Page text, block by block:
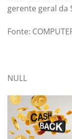
gerente geral da
Fonte:
NULL